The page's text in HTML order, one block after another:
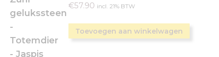
€57.90 incl. 21% BTW
Toevoegen aan winkelwagen